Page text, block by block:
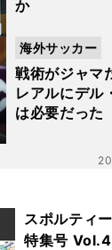
か
戦術がジャマ
レアルにデル
は必要だった
海外サッカー
スポルティ
特集号